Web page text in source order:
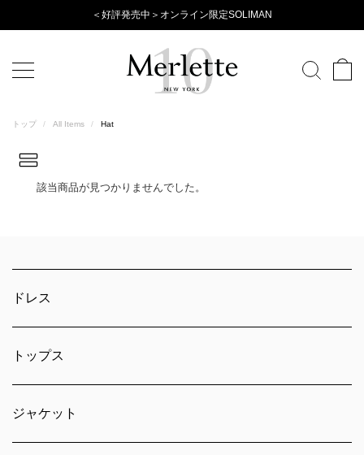
＜好評発売中＞オンライン限定SOLIMAN
Wear
Collection
Accessories
トップ / All Items / Hat
該当商品が見つかりませんでした。
ドレス
トップス
ジャケット